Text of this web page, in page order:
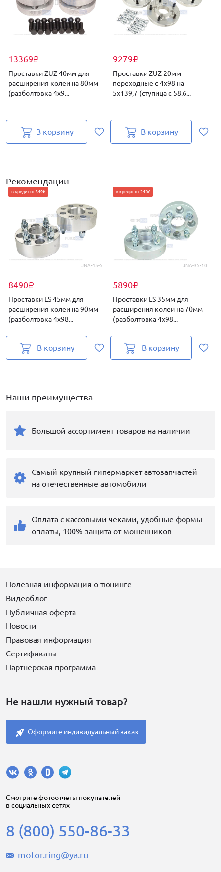
13369₽
Проставки ZUZ 40мм для
расширения колеи на 80мм
(разболтовка 4х9...
В корзину
9279₽
Проставки ZUZ 20мм
переходные с 4х98 на
5х139,7 (ступица с 58.6...
В корзину
Рекомендации
JNA-45-5
8490₽
в кредит от 349₽
Проставки LS 45мм для
расширения колеи на 90мм
(разболтовка 4х98...
В корзину
JNA-35-10
5890₽
в кредит от 242₽
Проставки LS 35мм для
расширения колеи на 70мм
(разболтовка 4х98...
В корзину
Наши преимущества
Большой ассортимент товаров на наличии
Самый крупный гипермаркет автозапчастей
на отечественные автомобили
Оплата с кассовыми чеками, удобные формы
оплаты, 100% защита от мошенников
Полезная информация о тюнинге
Видеоблог
Публичная оферта
Новости
Правовая информация
Сертификаты
Партнерская программа
Не нашли нужный товар?
Оформите индивидуальный заказ
Cмотрите фотоотчеты покупателей
в социальных сетях
8 (800) 550-86-33
motor.ring@ya.ru